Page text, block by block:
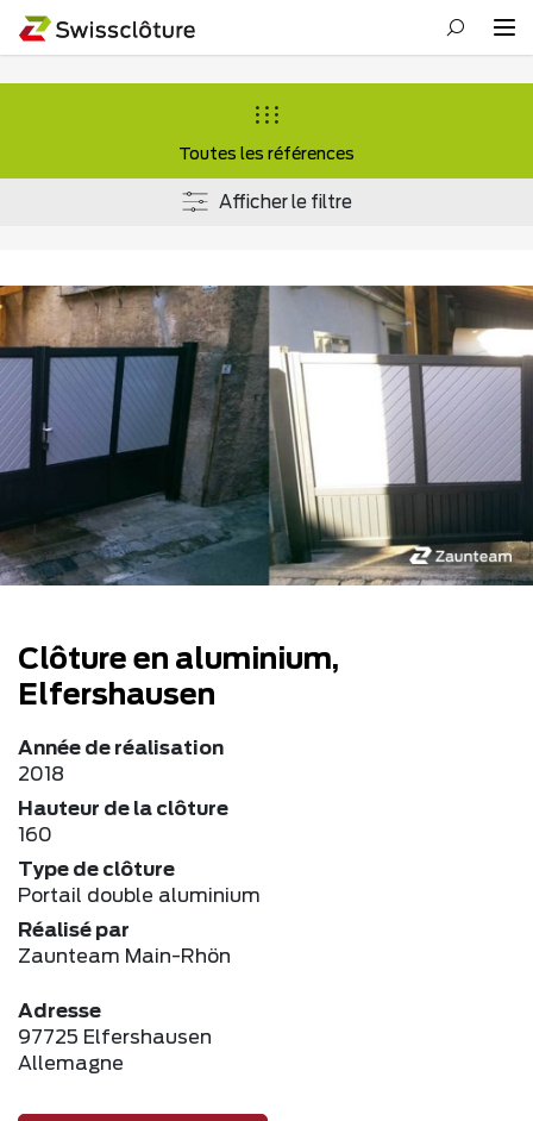
Toutes les références
Afficher le filtre
Clôture en aluminium,
Elfershausen
Année de réalisation
2018
Hauteur de la clôture
160
Type de clôture
Portail double aluminium
Réalisé par
Zaunteam Main-Rhön
Adresse
97725 Elfershausen
Allemagne